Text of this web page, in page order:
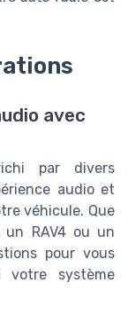
avec
par divers
audio et
véhicule. Que
un RAV4 ou un
pour vous
système